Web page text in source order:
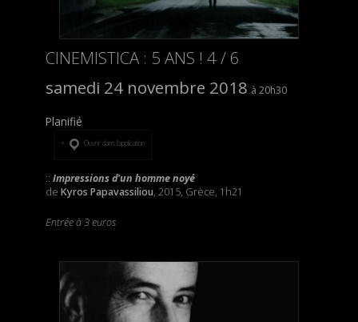
CINEMISTICA : 5 ANS ! 4 / 6
samedi 24 novembre 2018
20h30
Planifié
Ouvrir dans l’application
:: Impressions d'un homme noyé
de Kyros Papavassiliou, 2015, Grèce, 1h21
Entrée à 3 euros